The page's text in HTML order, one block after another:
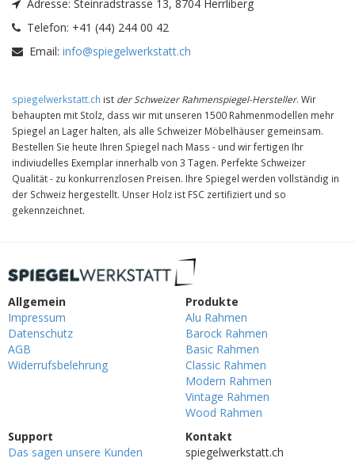
Adresse: Steinradstrasse 13, 8704 Herrliberg
Telefon: +41 (44) 244 00 42
Email: info@spiegelwerkstatt.ch
spiegelwerkstatt.ch ist der Schweizer Rahmenspiegel-Hersteller. Wir
behaupten mit Stolz, dass wir mit unseren 1500 Rahmenmodellen mehr
Spiegel an Lager halten, als alle Schweizer Möbelhäuser gemeinsam.
Bestellen Sie heute Ihren Spiegel nach Mass - und wir fertigen Ihr
indiviudelles Exemplar innerhalb von 3 Tagen. Perfekte Schweizer
Qualität - zu konkurrenzlosen Preisen. Ihre Spiegel werden vollständig in
der Schweiz hergestellt. Unser Holz ist FSC zertifiziert und so
gekennzeichnet.
Allgemein
Impressum
Datenschutz
AGB
Widerrufsbelehrung
Produkte
Alu Rahmen
Barock Rahmen
Basic Rahmen
Classic Rahmen
Modern Rahmen
Vintage Rahmen
Wood Rahmen
Support
Das sagen unsere Kunden
Kontakt
spiegelwerkstatt.ch